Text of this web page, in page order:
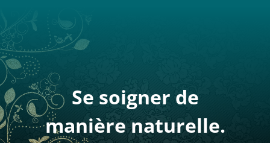
Se soigner de
manière naturelle.